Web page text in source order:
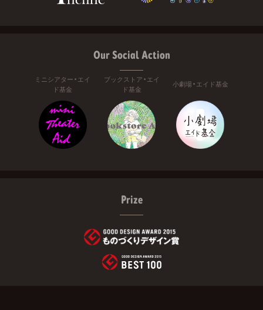
Our Social Action
ミニシアター・エイ
ド基金
ブックストア・エイ
ド基金
小劇場・エイド基金
Prize